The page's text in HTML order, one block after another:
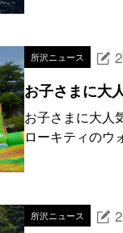
所沢ニュース
お子さまに大
お子さまに大人
ローキティのウ
所沢ニュース